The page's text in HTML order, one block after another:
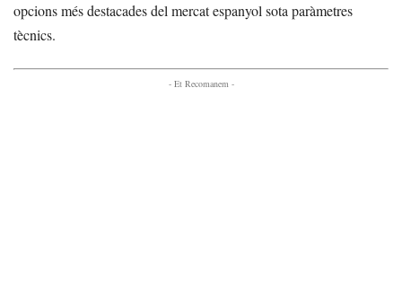
opcions més destacades del mercat espanyol sota paràmetres
tècnics.
- Et Recomanem -